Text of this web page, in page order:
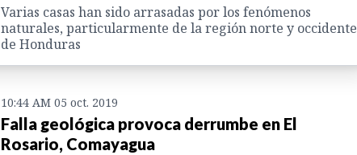
Varias casas han sido arrasadas por los fenómenos
naturales, particularmente de la región norte y occidente
de Honduras
10:44 AM 05 oct. 2019
Falla geológica provoca derrumbe en El
Rosario, Comayagua